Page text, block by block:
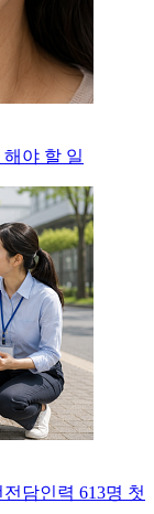
야 할 일
담인력 613명 첫